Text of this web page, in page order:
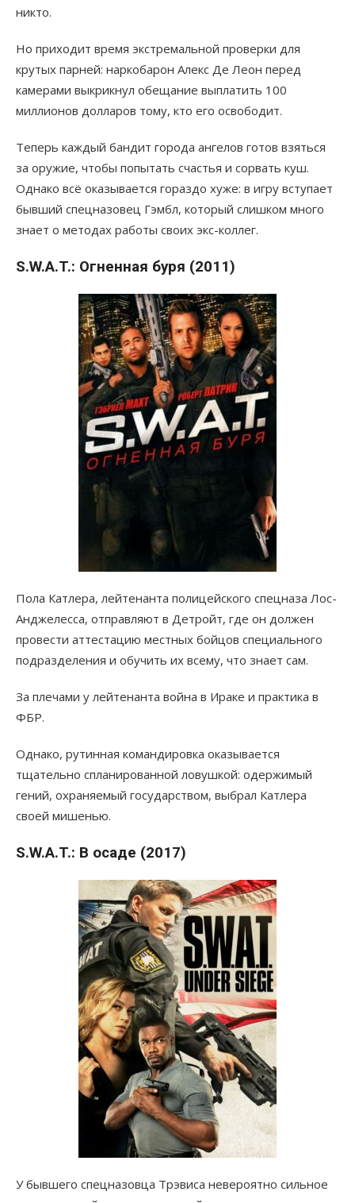
никто.
Но приходит время экстремальной проверки для
крутых парней: наркобарон Алекс Де Леон перед
камерами выкрикнул обещание выплатить 100
миллионов долларов тому, кто его освободит.
Теперь каждый бандит города ангелов готов взяться
за оружие, чтобы попытать счастья и сорвать куш.
Однако всё оказывается гораздо хуже: в игру вступает
бывший спецназовец Гэмбл, который слишком много
знает о методах работы своих экс-коллег.
S.W.A.T.: Огненная буря (2011)
Пола Катлера, лейтенанта полицейского спецназа Лос-
Анджелесса, отправляют в Детройт, где он должен
провести аттестацию местных бойцов специального
подразделения и обучить их всему, что знает сам.
За плечами у лейтенанта война в Ираке и практика в
ФБР.
Однако, рутинная командировка оказывается
тщательно спланированной ловушкой: одержимый
гений, охраняемый государством, выбрал Катлера
своей мишенью.
S.W.A.T.: В осаде (2017)
У бывшего спецназовца Трэвиса невероятно сильное